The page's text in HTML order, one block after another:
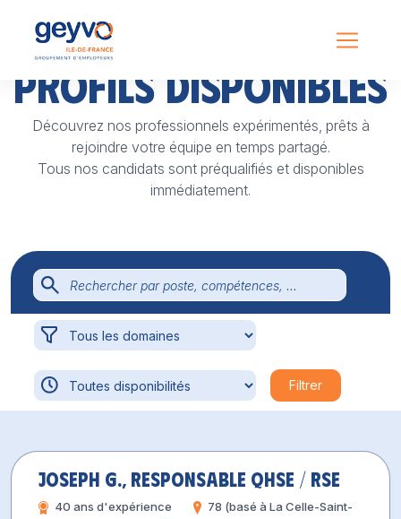
Profils disponibles
Découvrez nos professionnels expérimentés, prêts à
rejoindre votre équipe en temps partagé.
Tous nos candidats sont préqualifiés et disponibles
immédiatement.
Joseph G., Responsable QHSE / RSE
40 ans d'expérience
78 (basé à La Celle-Saint-